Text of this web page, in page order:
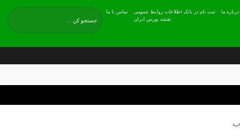
تماس با ما
ثبت نام در بانک اطلاعات روابط عمومی
نقشه بورس ایران
درباره ما